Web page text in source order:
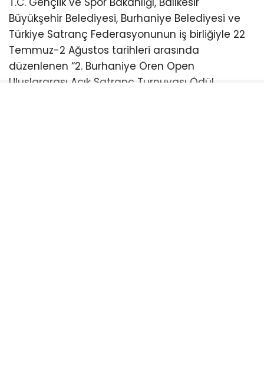
Büyükşehir Belediyesi, Burhaniye Belediyesi ve
Türkiye Satranç Federasyonunun iş birliğiyle 22
Temmuz-2 Ağustos tarihleri arasında
düzenlenen “2. Burhaniye Ören Open
Uluslararası Açık Satranç Turnuvası Ödül